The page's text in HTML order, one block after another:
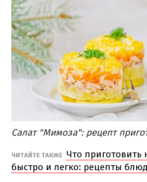
Салат "Мимоза": рецепт
ЧИТАЙТЕ ТАКЖЕ Что приготовить
быстро и легко: рецепты блюд